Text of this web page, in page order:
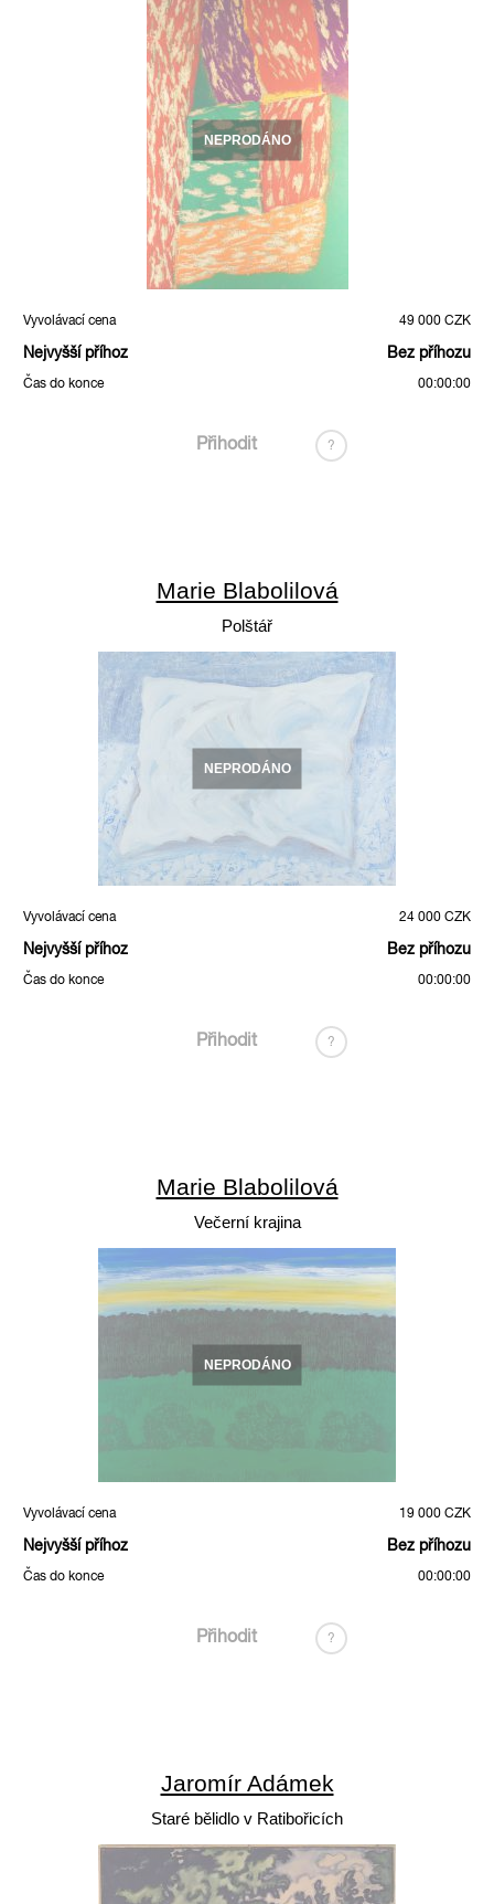
NEPRODÁNO
Vyvolávací cena 49 000 CZK
Nejvyšší příhoz Bez příhozu
Čas do konce 00:00:00
Přihodit ?
Marie Blabolilová
Polštář
NEPRODÁNO
Vyvolávací cena 24 000 CZK
Nejvyšší příhoz Bez příhozu
Čas do konce 00:00:00
Přihodit ?
Marie Blabolilová
Večerní krajina
NEPRODÁNO
Vyvolávací cena 19 000 CZK
Nejvyšší příhoz Bez příhozu
Čas do konce 00:00:00
Přihodit ?
Jaromír Adámek
Staré bělidlo v Ratibořicích